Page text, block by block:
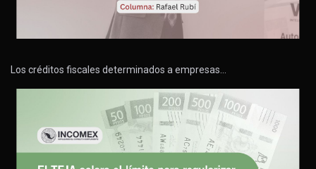
Los créditos fiscales determinados a empresas…